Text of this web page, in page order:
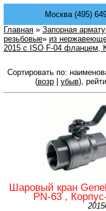
Москва (495)
Главная » Запорная
резьбовые» из
2015 с ISO F-04 фланцем,
Сортировать по:
(возр| убыв),
Шаровый кран
PN-63 ,